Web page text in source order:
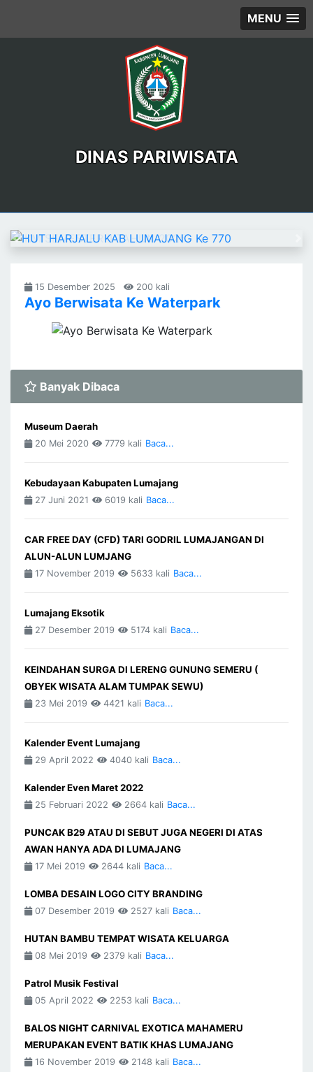
MENU
DINAS PARIWISATA
Previous
15 Desember 2025 200 kali
Ayo Berwisata Ke Waterpark
Banyak Dibaca
Museum Daerah
20 Mei 2020 7779 kali Baca...
Kebudayaan Kabupaten Lumajang
27 Juni 2021 6019 kali Baca...
CAR FREE DAY (CFD) TARI GODRIL LUMAJANGAN DI
ALUN-ALUN LUMJANG
17 November 2019 5633 kali Baca...
Lumajang Eksotik
27 Desember 2019 5174 kali Baca...
KEINDAHAN SURGA DI LERENG GUNUNG SEMERU (
OBYEK WISATA ALAM TUMPAK SEWU)
23 Mei 2019 4421 kali Baca...
Kalender Event Lumajang
29 April 2022 4040 kali Baca...
Kalender Even Maret 2022
25 Februari 2022 2664 kali Baca...
PUNCAK B29 ATAU DI SEBUT JUGA NEGERI DI ATAS
AWAN HANYA ADA DI LUMAJANG
17 Mei 2019 2644 kali Baca...
LOMBA DESAIN LOGO CITY BRANDING
07 Desember 2019 2527 kali Baca...
HUTAN BAMBU TEMPAT WISATA KELUARGA
08 Mei 2019 2379 kali Baca...
Patrol Musik Festival
05 April 2022 2253 kali Baca...
BALOS NIGHT CARNIVAL EXOTICA MAHAMERU
MERUPAKAN EVENT BATIK KHAS LUMAJANG
16 November 2019 2148 kali Baca...